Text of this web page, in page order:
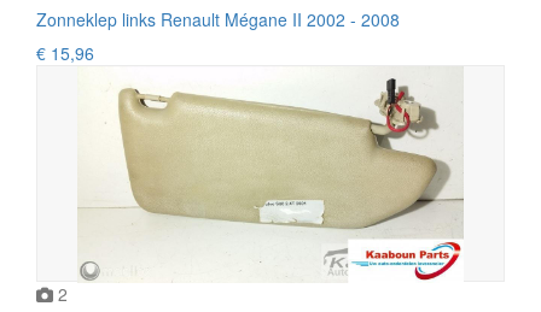
Zonneklep links Renault Mégane II 2002 - 2008
€ 15,96
2